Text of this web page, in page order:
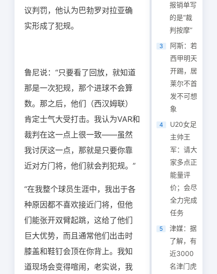
议判罚，他认为巴勃罗对拉亚确
实形成了犯规。
鲁尼说：“只要看了回放，就知道
那是一次犯规，那个进球不会算
数。那之后，他们（西汉姆联）
肯定士气大受打击。我认为VAR和
裁判在这一点上很一致——虽然
我讨厌这一点，那就是只要你靠
近对方门将，他们就会判犯规。”
“在我整个球员生涯中，我出于各
种原因都不喜欢接近门将，但他
们能张开双臂起跳，这给了他们
巨大优势，而且通常他们出击时
膝盖和鞋钉会顶在你背上。我知
道现场会变得喧闹，老实说，我
报销单写
的是“裁
判按摩”
3
阿斯：若
西甲明天
开踢，居
莱尔不首
发不可想
象
4
U20女足
主帅王
军：请大
家多点正
能量评
价；会尽
全力完成
任务
5
津媒：据
了解，有
近3000
名津门虎